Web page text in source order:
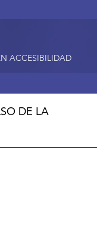
ACCESIBILIDAD
DE LA